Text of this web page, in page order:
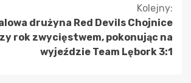
Kolejny:
drużyna Red Devils Chojnice
rok zwycięstwem, pokonując na
wyjeździe Team Lębork 3:1